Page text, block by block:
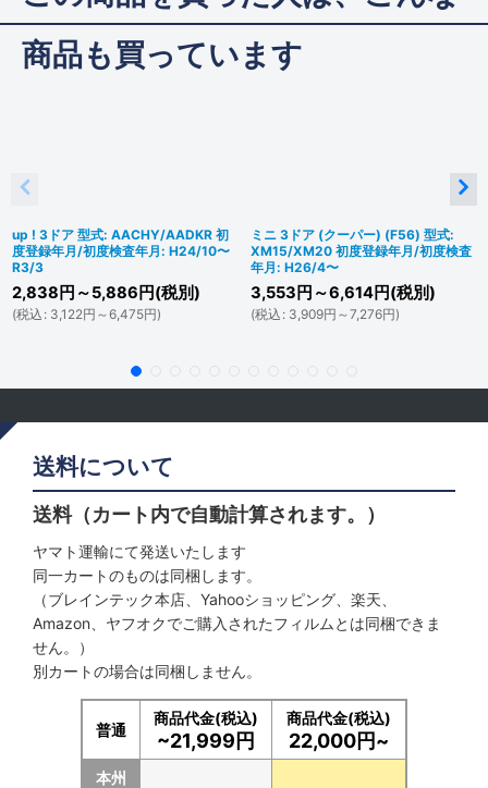
商品も買っています
up ! 3ドア 型式: AACHY/AADKR 初
度登録年月/初度検査年月: H24/10〜
R3/3
2,838 円 ～5,886 円(税別)
(税込 : 3,122円 ～6,475円)
ミニ 3ドア (クーパー) (F56) 型式:
XM15/XM20 初度登録年月/初度検査
年月: H26/4〜
3,553 円 ～6,614円(税別)
(税込 : 3,909円 ～7,276円)
送料について
送料（カート内で自動計算されます。）
ヤマト運輸にて発送いたします
同一カートのものは同梱します。
（ブレインテック本店、Yahooショッピング、楽天、
Amazon、ヤフオクでご購入されたフィルムとは同梱できま
せん。）
別カートの場合は同梱しません。
普通
商品代金(税込)
~21,999円
商品代金(税込)
22,000円~
本州